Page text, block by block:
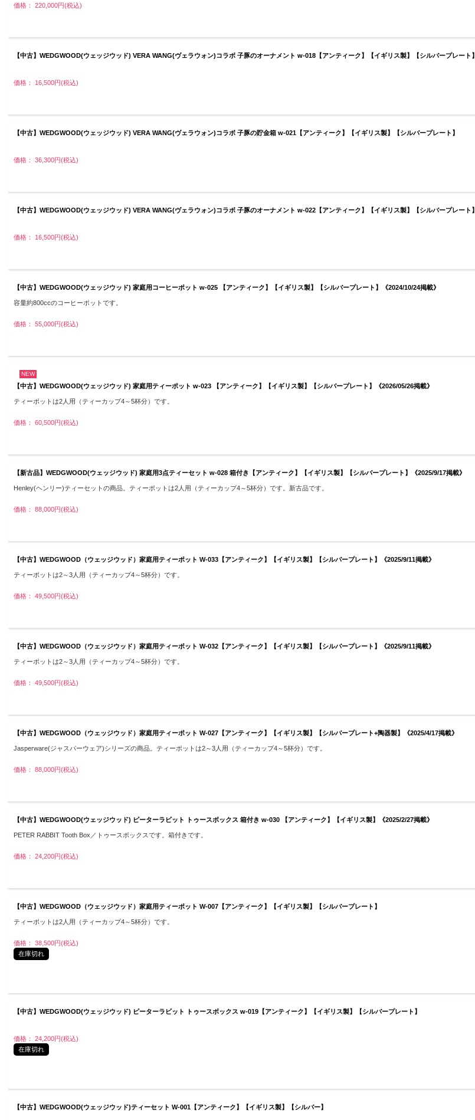
価格： 220,000円(税込)
【中古】WEDGWOOD(ウェッジウッド) VERA WANG(ヴェラウォン)コラボ 子豚のオーナメント w-018【アンティーク】【イギリス製】【シルバープレート】
価格： 16,500円(税込)
【中古】WEDGWOOD(ウェッジウッド) VERA WANG(ヴェラウォン)コラボ 子豚の貯金箱 w-021【アンティーク】【イギリス製】【シルバープレート】
価格： 36,300円(税込)
【中古】WEDGWOOD(ウェッジウッド) VERA WANG(ヴェラウォン)コラボ 子豚のオーナメント w-022【アンティーク】【イギリス製】【シルバープレート】
価格： 16,500円(税込)
【中古】WEDGWOOD(ウェッジウッド) 家庭用コーヒーポット w-025 【アンティーク】【イギリス製】【シルバープレート】《2024/10/24掲載》
容量約800ccのコーヒーポットです。
価格： 55,000円(税込)
NEW
【中古】WEDGWOOD(ウェッジウッド) 家庭用ティーポット w-023 【アンティーク】【イギリス製】【シルバープレート】《2026/05/26掲載》
ティーポットは2人用（ティーカップ4～5杯分）です。
価格： 60,500円(税込)
【新古品】WEDGWOOD(ウェッジウッド) 家庭用3点ティーセット w-028 箱付き【アンティーク】【イギリス製】【シルバープレート】《2025/9/17掲載》
Henley(ヘンリー)ティーセットの商品。ティーポットは2人用（ティーカップ4～5杯分）です。新古品です。
価格： 88,000円(税込)
【中古】WEDGWOOD（ウェッジウッド）家庭用ティーポット W-033【アンティーク】【イギリス製】【シルバープレート】《2025/9/11掲載》
ティーポットは2～3人用（ティーカップ4～5杯分）です。
価格： 49,500円(税込)
【中古】WEDGWOOD（ウェッジウッド）家庭用ティーポット W-032【アンティーク】【イギリス製】【シルバープレート】《2025/9/11掲載》
ティーポットは2～3人用（ティーカップ4～5杯分）です。
価格： 49,500円(税込)
【中古】WEDGWOOD（ウェッジウッド）家庭用ティーポット W-027【アンティーク】【イギリス製】【シルバープレート+陶器製】《2025/4/17掲載》
Jasperware(ジャスパーウェア)シリーズの商品。ティーポットは2～3人用（ティーカップ4～5杯分）です。
価格： 88,000円(税込)
【中古】WEDGWOOD(ウェッジウッド) ピーターラビット トゥースボックス 箱付き w-030 【アンティーク】【イギリス製】《2025/2/27掲載》
PETER RABBIT Tooth Box／トゥースボックスです。箱付きです。
価格： 24,200円(税込)
【中古】WEDGWOOD（ウェッジウッド）家庭用ティーポット W-007【アンティーク】【イギリス製】【シルバープレート】
ティーポットは2人用（ティーカップ4～5杯分）です。
価格： 38,500円(税込)
在庫切れ
【中古】WEDGWOOD(ウェッジウッド) ピーターラビット トゥースボックス w-019【アンティーク】【イギリス製】【シルバープレート】
価格： 24,200円(税込)
在庫切れ
【中古】WEDGWOOD(ウェッジウッド)ティーセット W-001【アンティーク】【イギリス製】【シルバー】